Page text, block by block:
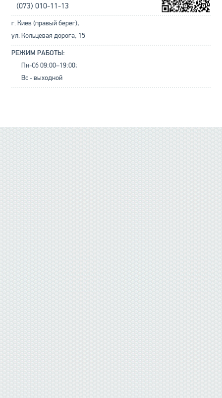
(073) 010-11-13
г. Киев (правый берег),
ул. Кольцевая дорога, 15
РЕЖИМ РАБОТЫ:
Пн-Сб 09:00–19:00;
Вс - выходной